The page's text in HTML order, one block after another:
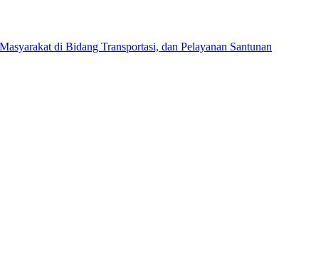
di Bidang Transportasi, dan Pelayanan Santunan